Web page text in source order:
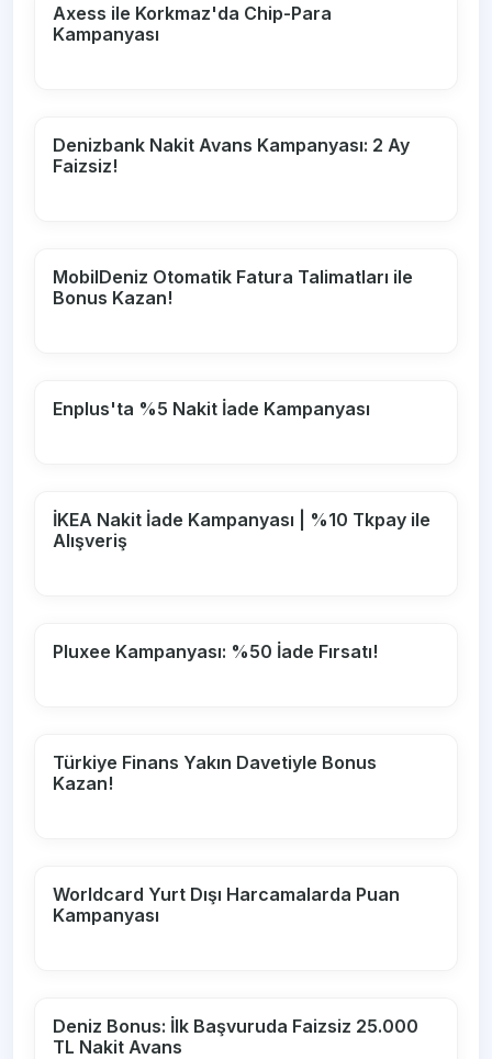
Axess ile Korkmaz'da Chip-Para
Kampanyası
Denizbank Nakit Avans Kampanyası: 2 Ay
Faizsiz!
MobilDeniz Otomatik Fatura Talimatları ile
Bonus Kazan!
Enplus'ta %5 Nakit İade Kampanyası
İKEA Nakit İade Kampanyası | %10 Tkpay ile
Alışveriş
Pluxee Kampanyası: %50 İade Fırsatı!
Türkiye Finans Yakın Davetiyle Bonus
Kazan!
Worldcard Yurt Dışı Harcamalarda Puan
Kampanyası
Deniz Bonus: İlk Başvuruda Faizsiz 25.000
TL Nakit Avans